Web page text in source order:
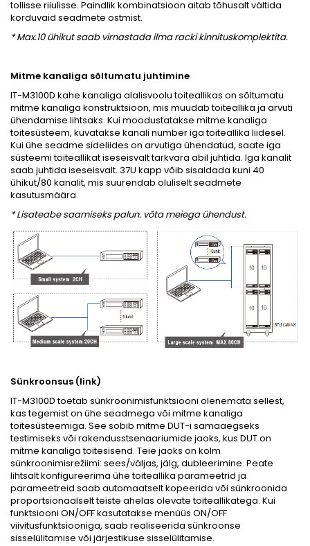
tollisse riiulisse. Paindlik kombinatsioon aitab tõhusalt vältida
korduvaid seadmete ostmist.
* Max.10 ühikut saab virnastada ilma racki kinnituskomplektita.
Mitme kanaliga sõltumatu juhtimine
IT-M3100D kahe kanaliga alalisvoolu toiteallikas on sõltumatu
mitme kanaliga konstruktsioon, mis muudab toiteallika ja arvuti
ühendamise lihtsaks. Kui moodustatakse mitme kanaliga
toitesüsteem, kuvatakse kanali number iga toiteallika liidesel.
Kui ühe seadme sideliides on arvutiga ühendatud, saate iga
süsteemi toiteallikat iseseisvalt tarkvara abil juhtida. Iga kanalit
saab juhtida iseseisvalt. 37U kapp võib sisaldada kuni 40
ühikut/80 kanalit, mis suurendab oluliselt seadmete
kasutusmäära.
* Lisateabe saamiseks palun. võta meiega ühendust.
Sünkroonsus (link)
IT-M3100D toetab sünkroonimisfunktsiooni olenemata sellest,
kas tegemist on ühe seadmega või mitme kanaliga
toitesüsteemiga. See sobib mitme DUT-i samaaegseks
testimiseks või rakendusstsenaariumide jaoks, kus DUT on
mitme kanaliga toitesisend. Teie jaoks on kolm
sünkroonimisrežiimi: sees/väljas, jälg, dubleerimine. Peate
lihtsalt konfigureerima ühe toiteallika parameetrid ja
parameetreid saab automaatselt kopeerida või sünkroonida
proportsionaalselt teiste ahelas olevate toiteallikatega. Kui
funktsiooni ON/OFF kasutatakse menüüs ON/OFF
viivitusfunktsiooniga, saab realiseerida sünkroonse
sisselülitamise või järjestikuse sisselülitamise.